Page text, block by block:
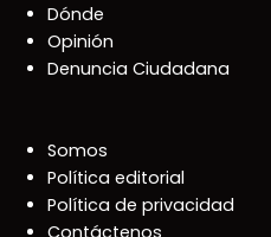
Dónde
Opinión
Denuncia Ciudadana
Somos
Política editorial
Política de privacidad